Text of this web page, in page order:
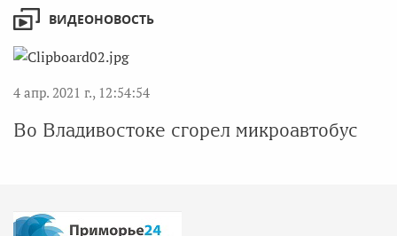
ВИДЕОНОВОСТЬ
4 апр. 2021 г., 12:54:54
Во Владивостоке сгорел микроавтобус